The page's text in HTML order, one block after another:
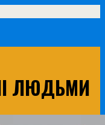
ЛЮДЬМИ